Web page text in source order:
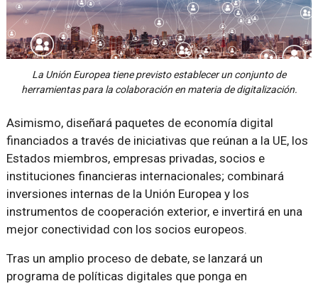
La Unión Europea tiene previsto establecer un conjunto de
herramientas para la colaboración en materia de digitalización.
Asimismo, diseñará paquetes de economía digital
financiados a través de iniciativas que reúnan a la UE, los
Estados miembros, empresas privadas, socios e
instituciones financieras internacionales; combinará
inversiones internas de la Unión Europea y los
instrumentos de cooperación exterior, e invertirá en una
mejor conectividad con los socios europeos.
Tras un amplio proceso de debate, se lanzará un
programa de políticas digitales que ponga en